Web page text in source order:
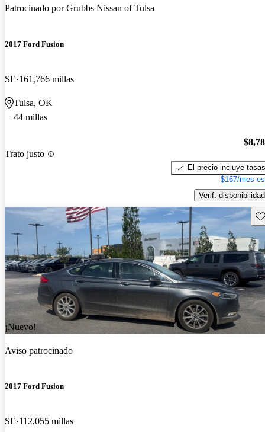
Patrocinado porGrubbs Nissan of Tulsa
2017 Ford Fusion
SE 161,766 millas
Tulsa, OK
44 millas
Trato justo
El precio incluye tasas
$167/mes
Verif. disponibilidad
¡Nuevo!
Aviso patrocinado
2017 Ford Fusion
SE 112,055 millas